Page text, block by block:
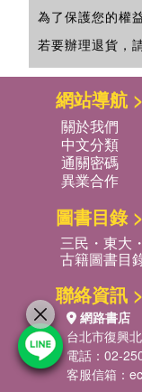
為了保護您的權
若要辦理退貨，
網站導航
關於我們
中文分類
通關密碼
異業合作
圖書目錄
三民・東大
古籍圖書目
聯絡資訊
網路書店
台北市復興
電話：02-
客服信箱：